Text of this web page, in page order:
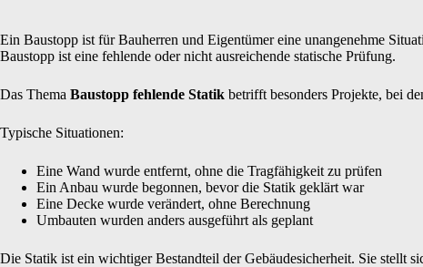
Ein Baustopp ist für Bauherren und Eigentümer eine unangenehme
Baustopp ist eine fehlende oder nicht ausreichende statische Prüfung.
Das Thema Baustopp fehlende Statik betrifft besonders Projekte, bei
Typische Situationen:
Eine Wand wurde entfernt, ohne die Tragfähigkeit zu prüfen
Ein Anbau wurde begonnen, bevor die Statik geklärt war
Eine Decke wurde verändert, ohne Berechnung
Umbauten wurden anders ausgeführt als geplant
Die Statik ist ein wichtiger Bestandteil der Gebäudesicherheit. Sie stellt